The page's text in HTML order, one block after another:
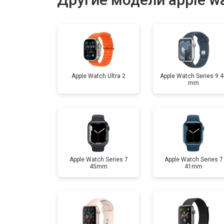
Замена кнопки включения
Замена Bluetooth
Apple Watch Ultra 2
Apple Watch Series 9
mm
Apple Watch Series 7
45mm
Apple Watch Series 7
41mm